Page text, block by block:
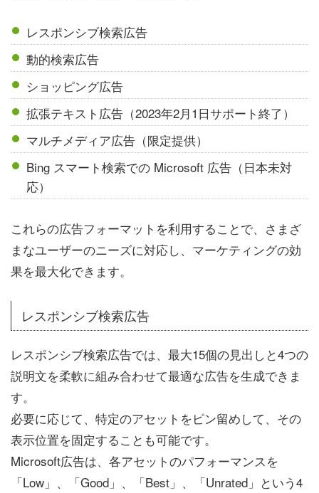
レスポンシブ検索広告
動的検索広告
ショッピング広告
拡張テキスト広告（2023年2月1日サポート終了）
マルチメディア広告（限定提供）
Bing スマート検索での Microsoft 広告（日本未対
応）
これらの広告フォーマットを利用することで、さまざ
まなユーザーのニーズに対応し、マーケティングの効
果を最大化できます。
レスポンシブ検索広告
レスポンシブ検索広告では、最大15個の見出しと4つの
説明文を柔軟に組み合わせて最適な広告を生成できま
す。
必要に応じて、特定のアセットをピン留めして、その
表示位置を固定することも可能です。
Microsoft広告は、各アセットのパフォーマンスを
「Low」、「Good」、「Best」、「Unrated」という4